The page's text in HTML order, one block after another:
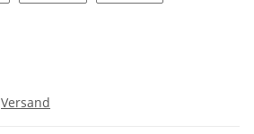
Versand